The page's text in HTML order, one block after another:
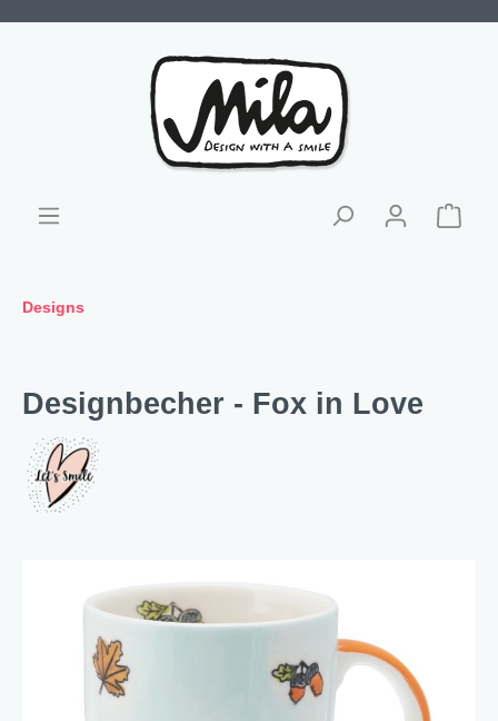
Designs
Designbecher - Fox in Love